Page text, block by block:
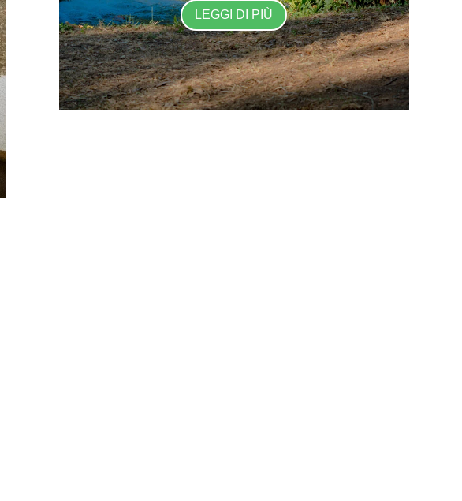
LEGGI DI PIÙ